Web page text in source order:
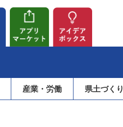
産業・労働 県土づくり